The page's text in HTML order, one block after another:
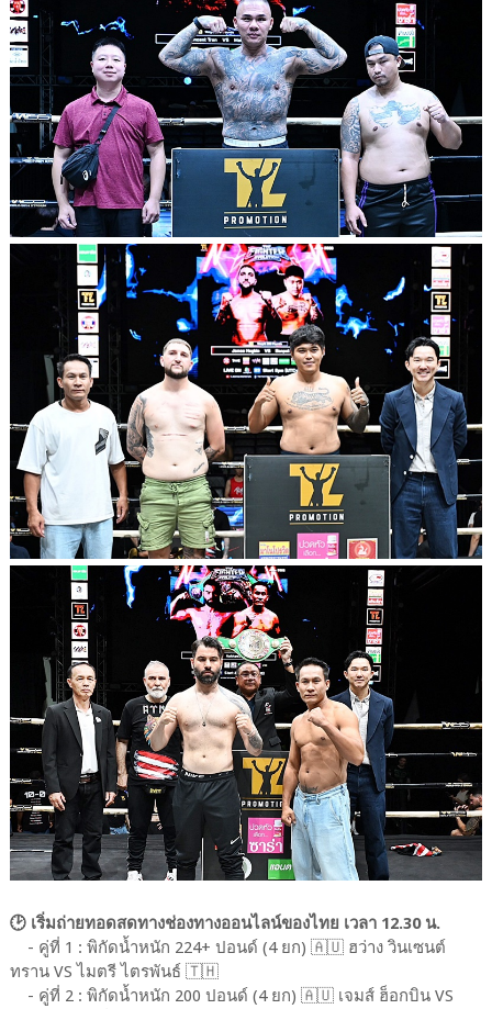
🕑 เริ่มถ่ายทอดสดทางช่องทางออนไลน์ของไทย เวลา 12.30 น.
- คู่ที่ 1 : พิกัดน้ำหนัก 224+ ปอนด์ (4 ยก) 🇦🇺 ฮว่าง วินเซนต์
ทราน VS ไมตรี ไตรพันธ์ 🇹🇭
- คู่ที่ 2 : พิกัดน้ำหนัก 200 ปอนด์ (4 ยก) 🇦🇺 เจมส์ ฮ็อกบิน VS